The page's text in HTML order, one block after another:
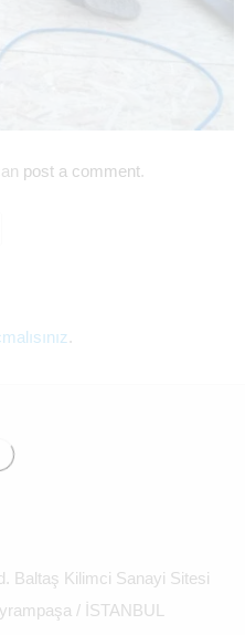
post a comment.
.
Baltaş Kilimci Sanayi Sitesi
/ İSTANBUL